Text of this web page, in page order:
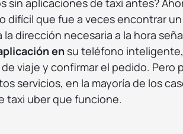
difícil que fue a veces encontrar un
dirección necesaria a la hora
en su teléfono inteligente,
viaje y confirmar el pedido. Pero
servicios, en la mayoría de los
taxi uber que funcione.